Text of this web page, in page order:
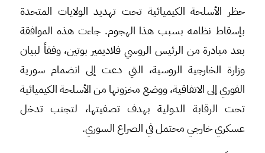
حظر الأسلحة الكيميائية تحت تهديد الولايات المتحدة
بإسقاط نظامه بسبب هذا الهجوم. جاءت هذه الموافقة
بعد مبادرة من الرئيس الروسي فلاديمير بوتين، وفقاً لبيان
وزارة الخارجية الروسية، التي دعت إلى انضمام سورية
الفوري إلى الاتفاقية، ووضع مخزونها من الأسلحة الكيميائية
تحت الرقابة الدولية بهدف تصفيتها، لتجنب تدخل
عسكري خارجي محتمل في الصراع السوري.